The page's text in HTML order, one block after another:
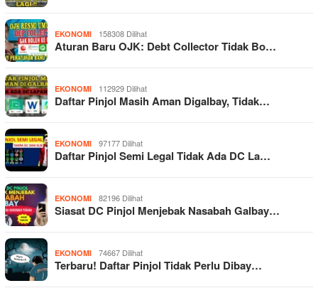
EKONOMI 158308 Dilihat
Aturan Baru OJK: Debt Collector Tidak Bo…
EKONOMI 112929 Dilihat
Daftar Pinjol Masih Aman Digalbay, Tidak…
EKONOMI 97177 Dilihat
Daftar Pinjol Semi Legal Tidak Ada DC La…
EKONOMI 82196 Dilihat
Siasat DC Pinjol Menjebak Nasabah Galbay…
EKONOMI 74667 Dilihat
Terbaru! Daftar Pinjol Tidak Perlu Dibay…